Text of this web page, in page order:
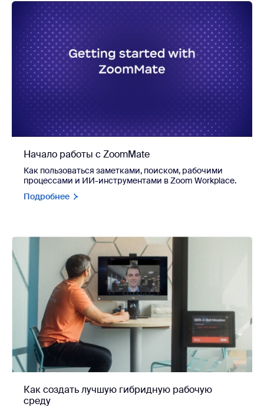
Начало работы с ZoomMate
Как пользоваться заметками, поиском, рабочими
процессами и ИИ-инструментами в Zoom Workplace.
Подробнее
Как создать лучшую гибридную рабочую
среду